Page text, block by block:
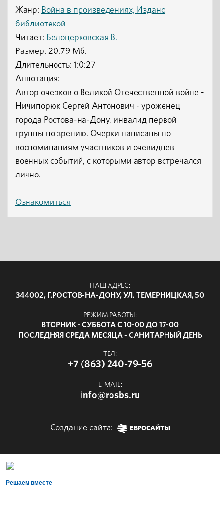
Жанр: Война в произведениях, Издано
библиотекой
Читает: Белоцерковская В.
Размер: 20.79 Мб.
Длительность: 1:0:27
Аннотация:
Автор очерков о Великой Отечественной войне -
Ничипорюк Сергей Антонович - уроженец
города Ростова-на-Дону, инвалид первой
группы по зрению. Очерки написаны по
воспоминаниям участников и очевидцев
военных событий, с которыми автор встречался
лично.
Ознакомиться
НАШ АДРЕС:
344002, Г.РОСТОВ-НА-ДОНУ, УЛ. ТЕМЕРНИЦКАЯ, 50
РЕЖИМ РАБОТЫ:
ВТОРНИК - СУББОТА С 10-00 ДО 17-00
ПОСЛЕДНЯЯ СРЕДА МЕСЯЦА - САНИТАРНЫЙ ДЕНЬ
ТЕЛ:
+7 (863) 240-79-56
E-MAIL:
info@rosbs.ru
Создание сайта: ЕВРОСАЙТЫ
Решаем вместе